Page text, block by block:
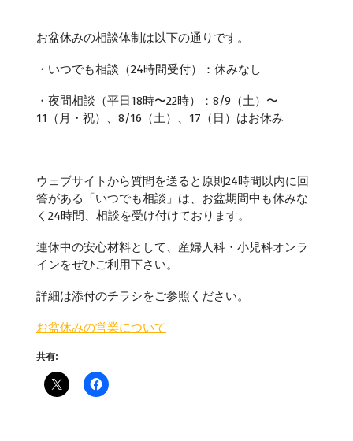
お盆休みの相談体制は以下の通りです。
・いつでも相談（24時間受付）：休みなし
・夜間相談（平日18時〜22時）：8/9（土）〜
11（月・祝）、8/16（土）、17（日）はお休み
ウェブサイトから質問を送ると原則24時間以内に回
答がある「いつでも相談」は、お盆期間中も休みな
く24時間、相談を受け付けております。
連休中の安心材料として、産婦人科・小児科オンラ
インをぜひご利用下さい。
詳細は添付のチラシをご参照ください。
お盆休みの営業について
共有: